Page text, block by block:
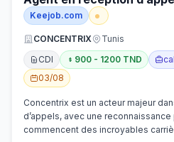
Keejob.com
CONCENTRIX
Tunis
CDI
900 - 1200 TND
03/08
Concentrix est un acteur majeur
d’appels, avec une reconnaissance
commencent des incroyables